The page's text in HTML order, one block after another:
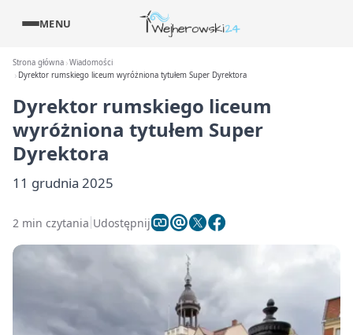
MENU
Strona główna Wiadomości
Dyrektor rumskiego liceum wyróżniona tytułem Super Dyrektora
Dyrektor rumskiego liceum
wyróżniona tytułem Super
Dyrektora
11 grudnia 2025
2 min czytania Udostępnij